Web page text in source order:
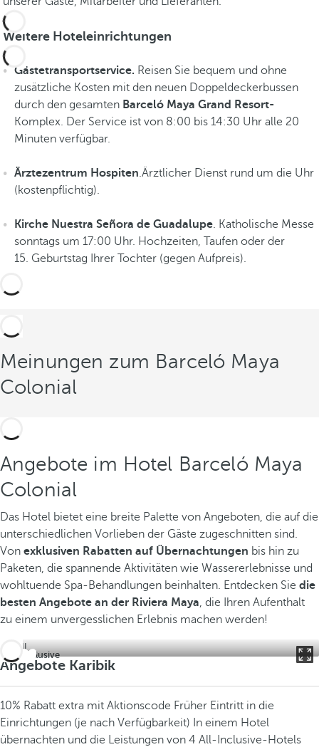
Weitere Hoteleinrichtungen
Gästetransportservice. Reisen Sie bequem und ohne
zusätzliche Kosten mit den neuen Doppeldeckerbussen
durch den gesamten Barceló Maya Grand Resort-
Komplex. Der Service ist von 8:00 bis 14:30 Uhr alle 20
Minuten verfügbar.
Ärztezentrum Hospiten .Ärztlicher Dienst rund um die Uhr
(kostenpflichtig).
Kirche Nuestra Señora de Guadalupe . Katholische Messe
sonntags um 17:00 Uhr. Hochzeiten, Taufen oder der
15. Geburtstag Ihrer Tochter (gegen Aufpreis).
e
E
e
n
Meinungen zum Barceló Maya
Colonial
Angebote im Hotel Barceló Maya
Colonial
Das Hotel bietet eine breite Palette von Angeboten, die auf die
unterschiedlichen Vorlieben der Gäste zugeschnitten sind.
Von exklusiven Rabatten auf Übernachtungen bis hin zu
Paketen, die spannende Aktivitäten wie Wassererlebnisse und
wohltuende Spa-Behandlungen beinhalten. Entdecken Sie die
besten Angebote an der Riviera Maya , die Ihren Aufenthalt
zu einem unvergesslichen Erlebnis machen werden!
All inclusive
Angebote Karibik
10% Rabatt extra mit Aktionscode Früher Eintritt in die
Einrichtungen (je nach Verfügbarkeit) In einem Hotel
übernachten und die Leistungen von 4 All-Inclusive-Hotels